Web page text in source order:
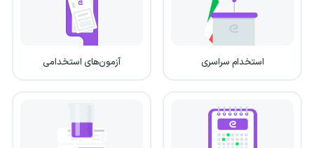
استخدام سراسری آزمون‌های استخدامی